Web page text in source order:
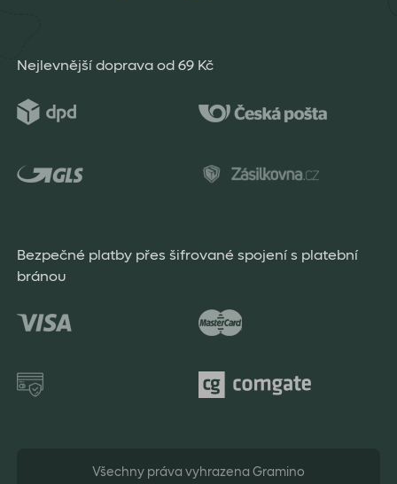
Nejlevnější doprava od 69 Kč
Bezpečné platby přes šifrované spojení s platební
bránou
Všechny práva vyhrazena Gramino